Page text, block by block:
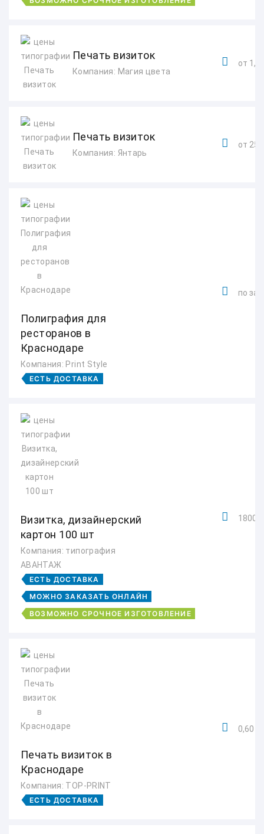
Печать визиток
Компания: Магия цвета
от 1,4
Печать визиток
Компания: Янтарь
от
Полиграфия для
ресторанов в
Краснодаре
Компания: Print Style
ЕСТЬ ДОСТАВКА
по
Визитка, дизайнерский
картон 100 шт
Компания: типография
АВАНТАЖ
ЕСТЬ ДОСТАВКА
МОЖНО ЗАКАЗАТЬ ОНЛАЙН
ВОЗМОЖНО СРОЧНОЕ ИЗГОТОВЛЕНИЕ
1800
Печать визиток в
Краснодаре
Компания: TOP-PRINT
ЕСТЬ ДОСТАВКА
0,60